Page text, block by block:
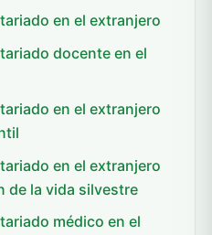
en el extranjero
docente en el
en el extranjero
en el extranjero
de la vida silvestre
médico en el